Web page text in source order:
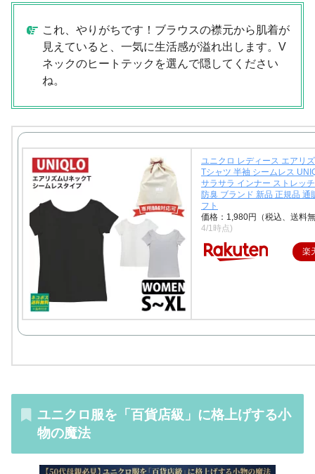
これ、やりがちです！ブラウスの襟元から肌着が
見えていると、一気に生活感が溢れ出します。V
ネックのヒートテックを選んで隠してください
ね。
ユニクロ レディース エアリ
Tシャツ 半袖 シームレス
サラサラ インナー ストレッ
防臭 ブランド 新品 正規品 通
フト
価格：1,980円（税込、送料
4/1時点)
楽
ユニクロ服を「百貨店級」に格上げする小
物の魔法